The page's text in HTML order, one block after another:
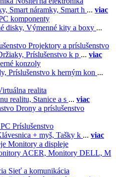
Smart náramky, Smart h ... viac
komponenty
disky, Výmenné kity a boxy ...
Projektory a príslušenstvo
Príslušenstvo k p ... viac
konzoly
Príslušenstvo k herným kon ...
realita
realitu, Stanice a s ... viac
Drony a príslušenstvo
PC Príslušenstvo
+ myš, Tašky k ... viac
Monitory a displeje
ACER, Monitory DELL, M
Sieť a komunikácia